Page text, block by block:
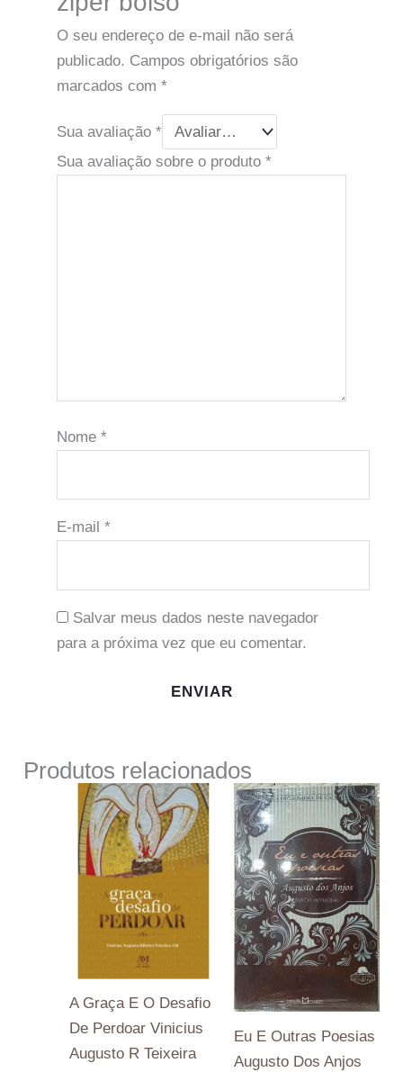
O seu endereço de e-mail não será
publicado. Campos obrigatórios são
marcados com *
Sua avaliação *
Sua avaliação sobre o produto *
Nome *
E-mail *
Salvar meus dados neste navegador
para a próxima vez que eu comentar.
Produtos relacionados
A Graça E O Desafio
De Perdoar Vinicius
Augusto R Teixeira
Eu E Outras Poesias
Augusto Dos Anjos